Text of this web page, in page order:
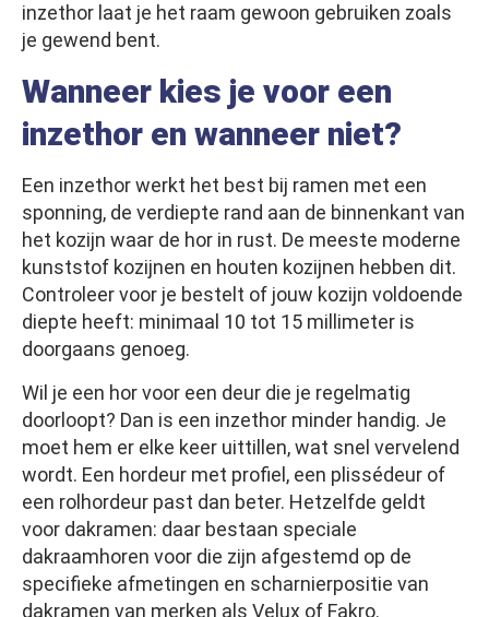
inzethor laat je het raam gewoon gebruiken zoals
je gewend bent.
Wanneer kies je voor een
inzethor en wanneer niet?
Een inzethor werkt het best bij ramen met een
sponning, de verdiepte rand aan de binnenkant van
het kozijn waar de hor in rust. De meeste moderne
kunststof kozijnen en houten kozijnen hebben dit.
Controleer voor je bestelt of jouw kozijn voldoende
diepte heeft: minimaal 10 tot 15 millimeter is
doorgaans genoeg.
Wil je een hor voor een deur die je regelmatig
doorloopt? Dan is een inzethor minder handig. Je
moet hem er elke keer uittillen, wat snel vervelend
wordt. Een hordeur met profiel, een plissédeur of
een rolhordeur past dan beter. Hetzelfde geldt
voor dakramen: daar bestaan speciale
dakraamhoren voor die zijn afgestemd op de
specifieke afmetingen en scharnierpositie van
dakramen van merken als Velux of Fakro.